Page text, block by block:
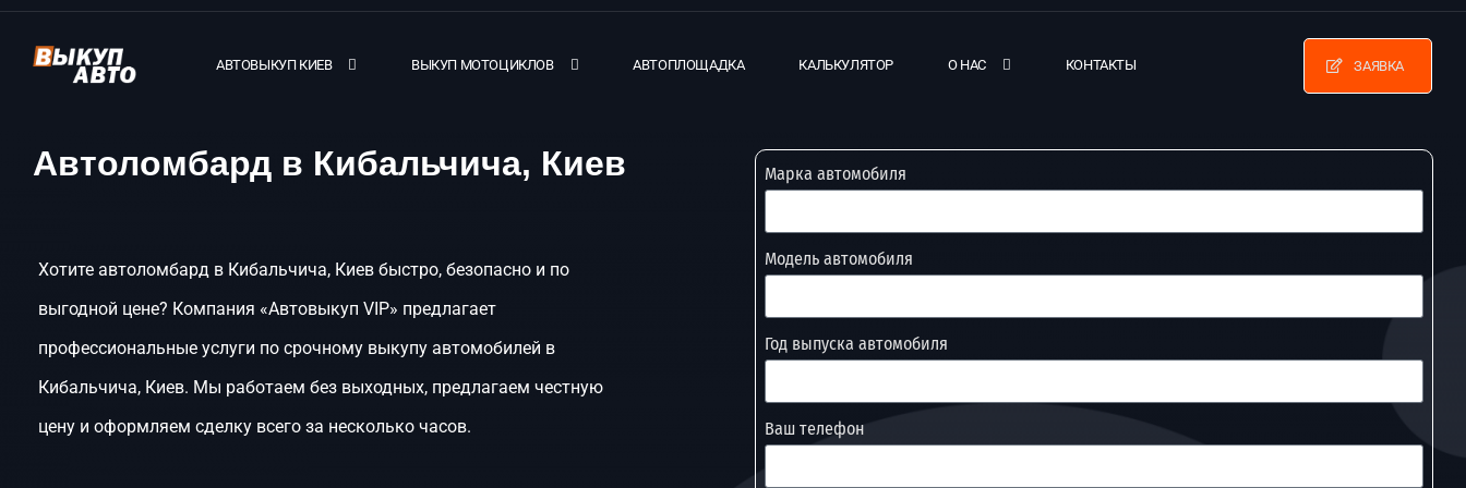
АВТОВЫКУП КИЕВ ВЫКУП МОТОЦИКЛОВ АВТОПЛОЩАДКА КАЛЬКУЛЯТОР О НАС КОНТАКТЫ ЗАЯВКА
Автоломбард в Кибальчича, Киев
Хотите автоломбард в Кибальчича, Киев быстро, безопасно и по
выгодной цене? Компания «Автовыкуп VIP» предлагает
профессиональные услуги по срочному выкупу автомобилей в
Кибальчича, Киев. Мы работаем без выходных, предлагаем честную
цену и оформляем сделку всего за несколько часов.
Марка автомобиля
Модель автомобиля
Год выпуска автомобиля
Ваш телефон